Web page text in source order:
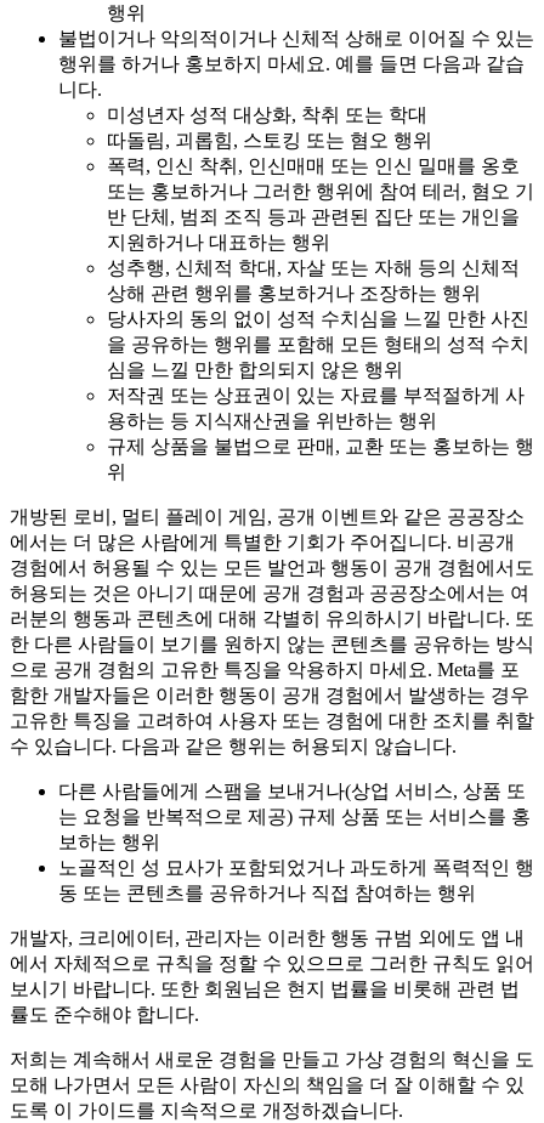
행위
불법이거나 악의적이거나 신체적 상해로 이어질 수 있는
행위를 하거나 홍보하지 마세요. 예를 들면 다음과 같습
니다.
미성년자 성적 대상화, 착취 또는 학대
따돌림, 괴롭힘, 스토킹 또는 혐오 행위
폭력, 인신 착취, 인신매매 또는 인신 밀매를 옹호
또는 홍보하거나 그러한 행위에 참여 테러, 혐오 기
반 단체, 범죄 조직 등과 관련된 집단 또는 개인을
지원하거나 대표하는 행위
성추행, 신체적 학대, 자살 또는 자해 등의 신체적
상해 관련 행위를 홍보하거나 조장하는 행위
당사자의 동의 없이 성적 수치심을 느낄 만한 사진
을 공유하는 행위를 포함해 모든 형태의 성적 수치
심을 느낄 만한 합의되지 않은 행위
저작권 또는 상표권이 있는 자료를 부적절하게 사
용하는 등 지식재산권을 위반하는 행위
규제 상품을 불법으로 판매, 교환 또는 홍보하는 행
위
개방된 로비, 멀티 플레이 게임, 공개 이벤트와 같은 공공장소
에서는 더 많은 사람에게 특별한 기회가 주어집니다. 비공개
경험에서 허용될 수 있는 모든 발언과 행동이 공개 경험에서도
허용되는 것은 아니기 때문에 공개 경험과 공공장소에서는 여
러분의 행동과 콘텐츠에 대해 각별히 유의하시기 바랍니다. 또
한 다른 사람들이 보기를 원하지 않는 콘텐츠를 공유하는 방식
으로 공개 경험의 고유한 특징을 악용하지 마세요. Meta를 포
함한 개발자들은 이러한 행동이 공개 경험에서 발생하는 경우
고유한 특징을 고려하여 사용자 또는 경험에 대한 조치를 취할
수 있습니다. 다음과 같은 행위는 허용되지 않습니다.
다른 사람들에게 스팸을 보내거나(상업 서비스, 상품 또
는 요청을 반복적으로 제공) 규제 상품 또는 서비스를 홍
보하는 행위
노골적인 성 묘사가 포함되었거나 과도하게 폭력적인 행
동 또는 콘텐츠를 공유하거나 직접 참여하는 행위
개발자, 크리에이터, 관리자는 이러한 행동 규범 외에도 앱 내
에서 자체적으로 규칙을 정할 수 있으므로 그러한 규칙도 읽어
보시기 바랍니다. 또한 회원님은 현지 법률을 비롯해 관련 법
률도 준수해야 합니다.
저희는 계속해서 새로운 경험을 만들고 가상 경험의 혁신을 도
모해 나가면서 모든 사람이 자신의 책임을 더 잘 이해할 수 있
도록 이 가이드를 지속적으로 개정하겠습니다.